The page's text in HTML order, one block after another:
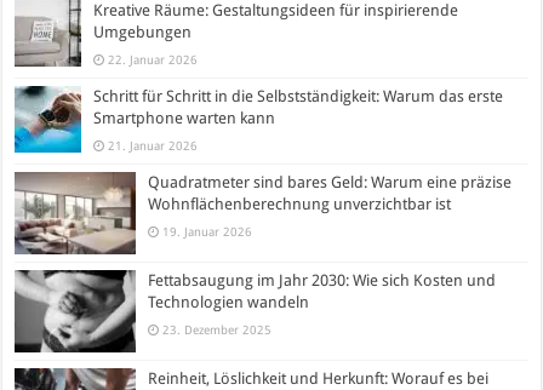
Kreative Räume: Gestaltungsideen für inspirierende
Umgebungen
22. Januar 2026
Schritt für Schritt in die Selbstständigkeit: Warum das erste
Smartphone warten kann
21. Januar 2026
Quadratmeter sind bares Geld: Warum eine präzise
Wohnflächenberechnung unverzichtbar ist
19. Januar 2026
Fettabsaugung im Jahr 2030: Wie sich Kosten und
Technologien wandeln
23. Dezember 2025
Reinheit, Löslichkeit und Herkunft: Worauf es bei